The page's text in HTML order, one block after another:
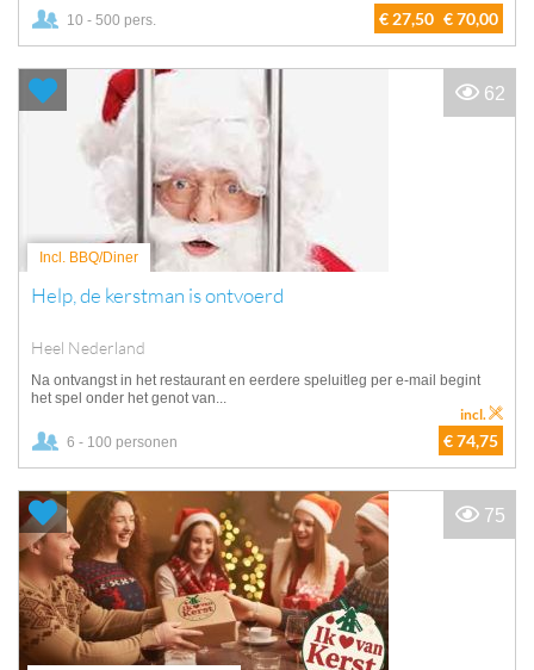
10 - 500 pers. € 27,50 € 70,00
Incl. BBQ/Diner
Help, de kerstman is ontvoerd
Heel Nederland
Na ontvangst in het restaurant en eerdere speluitleg per e-mail begint
het spel onder het genot van...
6 - 100 personen € 74,75
incl.
62
75